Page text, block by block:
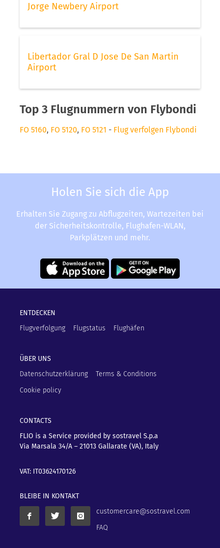
Jorge Newbery Airport
Libertador Gral D Jose De San Martin
Airport
Top 3 Flugnummern von Flybondi
FO 5160, FO 5120, FO 5121 - Flug verfolgen Flybondi
Holen Sie sich die App
Erhalten Sie Zugang zu Abflugzeiten, Wartezeiten bei
der Sicherheitskontrolle, Flughafen-WLAN,
Parkplätzen und mehr.
ENTDECKEN
Flugverfolgung
Flugstatus Flughäfen
ÜBER UNS
Datenschutzerklärung
Terms & Conditions
Cookie policy
CONTACTS
FLIO is a Service provided by sostravel S.p.a
Via Marsala 34/A – 21013 Gallarate (VA), Italy
VAT: IT03624170126
BLEIBE IN KONTAKT
customercare@sostravel.com
FAQ